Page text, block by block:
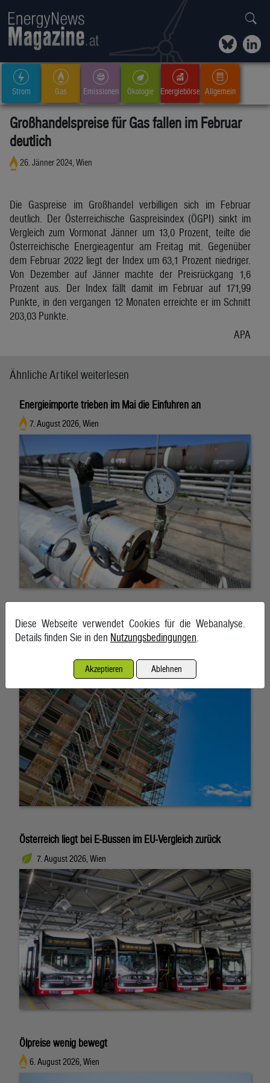
Strom Gas Emissionen Ökologie Energiebörse Allgemein
Großhandelspreise für Gas fallen im Februar
deutlich
26. Jänner 2024, Wien
Die Gaspreise im Großhandel verbilligen sich im Februar
deutlich. Der Österreichische Gaspreisindex (ÖGPI) sinkt im
Vergleich zum Vormonat Jänner um 13,0 Prozent, teilte die
Österreichische Energieagentur am Freitag mit. Gegenüber
dem Februar 2022 liegt der Index um 63,1 Prozent niedriger.
Von Dezember auf Jänner machte der Preisrückgang 1,6
Prozent aus. Der Index fällt damit im Februar auf 171,99
Punkte, in den vergangen 12 Monaten erreichte er im Schnitt
203,03 Punkte.
APA
Ähnliche Artikel weiterlesen
Energieimporte trieben im Mai die Einfuhren an
7. August 2026, Wien
BMF plant Klimafonds für Verkehr und Gebäudesanierung
7. August 2026, Wien
Österreich liegt bei E-Bussen im EU-Vergleich zurück
7. August 2026, Wien
Ölpreise wenig bewegt
6. August 2026, Wien
Diese Webseite verwendet Cookies für die Webanalyse.
Details finden Sie in den Nutzungsbedingungen
Akzeptieren Ablehnen